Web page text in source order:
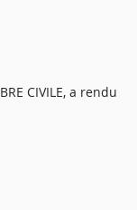
CIVILE, a rendu